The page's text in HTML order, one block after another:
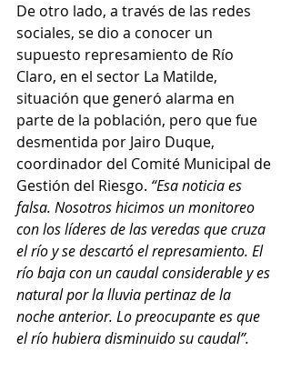
De otro lado, a través de las redes
sociales, se dio a conocer un
supuesto represamiento de Río
Claro, en el sector La Matilde,
situación que generó alarma en
parte de la población, pero que fue
desmentida por Jairo Duque,
coordinador del Comité Municipal de
Gestión del Riesgo. “Esa noticia es
falsa. Nosotros hicimos un monitoreo
con los líderes de las veredas que cruza
el río y se descartó el represamiento. El
río baja con un caudal considerable y es
natural por la lluvia pertinaz de la
noche anterior. Lo preocupante es que
el río hubiera disminuido su caudal”.